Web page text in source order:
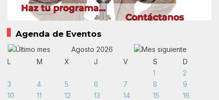
Agenda de Eventos
Agosto 2026
L
M X J V S
D
1
2
3
4 5 6 7 8
9
10
11 12 13 14 15
16